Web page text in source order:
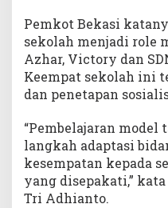
Pemkot Bekasi
sekolah menjadi role
Azhar, Victory dan
Keempat sekolah ini
dan penetapan
“Pembelajaran
langkah adaptasi
kesempatan kepada
yang disepakati,”
Tri Adhianto.